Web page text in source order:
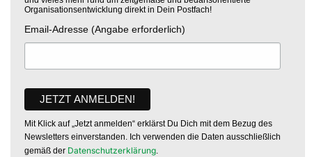
Organisationsentwicklung direkt in Dein Postfach!
Email-Adresse (Angabe erforderlich)
Mit Klick auf „Jetzt anmelden“ erklärst Du Dich mit dem Bezug des
Newsletters einverstanden. Ich verwenden die Daten ausschließlich
gemäß der Datenschutzerklärung.